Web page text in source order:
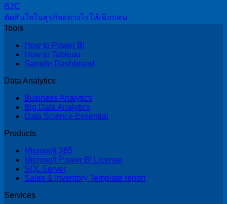
B2C
ตัดสินใจในธุรกิจอย่างไรให้เฉียบคม
Tools
How to Power BI
How to Tableau
Sample Dashboard
Data Analytics
Business Analytics
Big Data Analytics
Data Science Essential
Products
Microsoft 365
Microsoft Power BI License
SQL Server
Sales & Inventory Template report
Services